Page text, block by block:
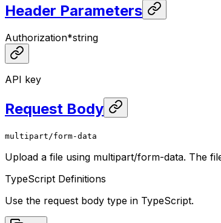
Header Parameters
Authorization*string
API key
Request Body
multipart/form-data
Upload a file using multipart/form-data. The
TypeScript Definitions
Use the request body type in TypeScript.